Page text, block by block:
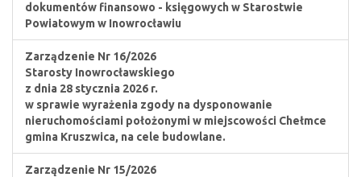
dokumentów finansowo - księgowych w Starostwie
Powiatowym w Inowrocławiu
Zarządzenie Nr 16/2026
Starosty Inowrocławskiego
z dnia 28 stycznia 2026 r.
w sprawie wyrażenia zgody na dysponowanie
nieruchomościami położonymi w miejscowości Chełmce
gmina Kruszwica, na cele budowlane.
Zarządzenie Nr 15/2026